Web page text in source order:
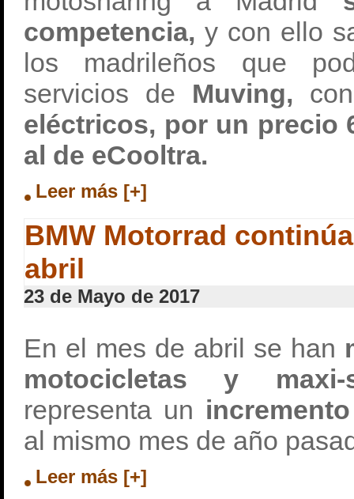
competencia, y con ello
los madrileños que
servicios de Muving,
eléctricos, por un precio
al de eCooltra.
Leer más [+]
BMW Motorrad
abril
23 de Mayo de 2017
En el mes de abril se han
motocicletas y
representa un
al mismo mes de año
Leer más [+]